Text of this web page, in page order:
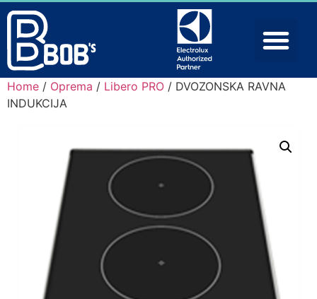
Home / Oprema / Libero PRO / DVOZONSKA RAVNA
INDUKCIJA